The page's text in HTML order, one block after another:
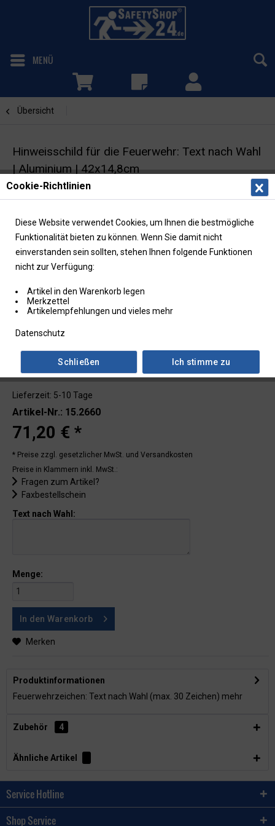
MENÜ
Übersicht
Hinweisschild für die Feuerwehr: Text nach Wahl
| Aluminium | 42x14,8cm
Lieferzeit: 5-10 Tage
Artikel-Nr.: 15.2660
71,20 € *
* Preise zzgl. gesetzlicher MwSt. und Versandkosten
Preise in Klammern inkl. MwSt.:
Fragen zum Artikel?
Faxbestellschein
Text nach Wahl:
Menge:
In den Warenkorb
Merken
Produktinformationen
Feuerwehrzeichen: Text nach Wahl (max. 30 Zeichen) mehr
Zubehör 4
Ähnliche Artikel
Service Hotline
Shop Service
Cookie-Richtlinien
Diese Website verwendet Cookies, um Ihnen die bestmögliche
Funktionalität bieten zu können. Wenn Sie damit nicht
einverstanden sein sollten, stehen Ihnen folgende Funktionen
nicht zur Verfügung:
Artikel in den Warenkorb legen
Merkzettel
Artikelempfehlungen und vieles mehr
Datenschutz
Ich stimme zu
Schließen